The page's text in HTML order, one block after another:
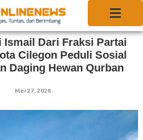
Ismail Dari Fraksi Partai
Cilegon Peduli Sosial
Daging Hewan Qurban
Mei 27, 2026